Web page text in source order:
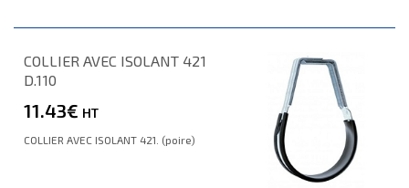
COLLIER AVEC ISOLANT 421
D.110
11.43€ HT
COLLIER AVEC ISOLANT 421. (poire)